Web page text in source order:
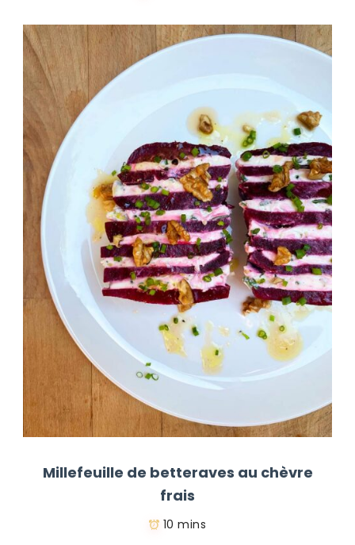
Millefeuille de betteraves au chèvre
frais
10 mins